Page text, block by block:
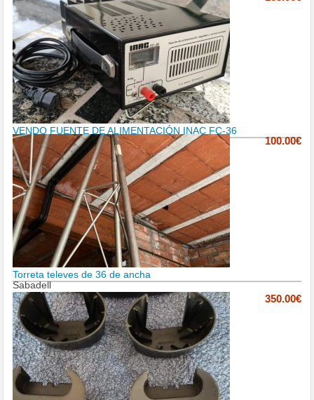
VENDO FUENTE DE ALIMENTACIÓN INAC FC-36
100.00€
Torreta televes de 36 de ancha
Sabadell
350.00€